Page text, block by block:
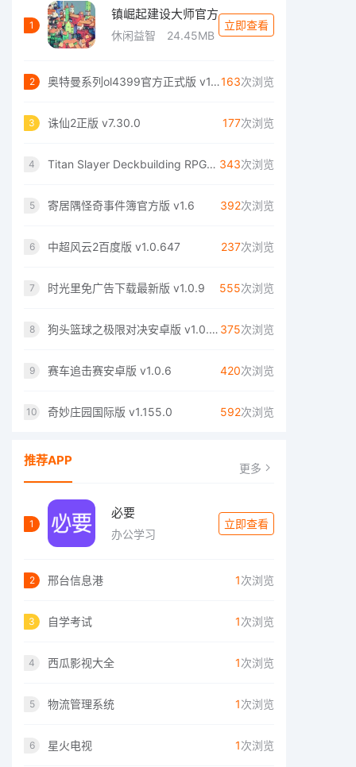
1
镇崛起建设大师官方
休闲益智 24.45MB
立即查看
2 奥特曼系列ol4399官方正式版 v1.5.11163次浏览
3 诛仙2正版 v7.30.0 177次浏览
4 Titan Slayer Deckbuilding RPG最新版 v1.3.9 343次浏览
5 寄居隅怪奇事件簿官方版 v1.6 392次浏览
6 中超风云2百度版 v1.0.647 237次浏览
7 时光里免广告下载最新版 v1.0.9 555次浏览
8 狗头篮球之极限对决安卓版 v1.0.0 v1.0.0 375次浏览
9 赛车追击赛安卓版 v1.0.6 420次浏览
10 奇妙庄园国际版 v1.155.0 592次浏览
推荐APP 更多
1
必要
办公学习
立即查看
2 邢台信息港 1次浏览
3 自学考试 1次浏览
4 西瓜影视大全 1次浏览
5 物流管理系统 1次浏览
6 星火电视 1次浏览